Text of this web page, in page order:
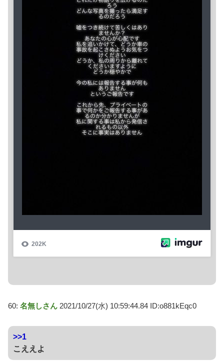
60: 名無しさん 2021/10/27(水) 10:59:44.84 ID:o881kEqc0
>>1
こええよ